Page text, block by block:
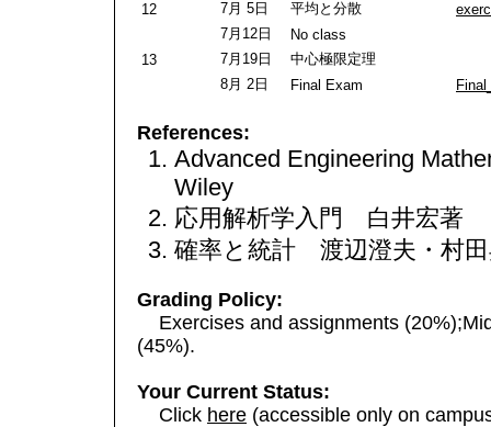
12
7月 5日 平均と分散
7月12日
No class
13
7月19日
中心極限定理
8月 2日
Final Exam
References:
Advanced Engineering
Wiley
応用解析学入門 白井宏著
確率と統計 渡辺澄夫・村
Grading Policy:
Exercises and assignments
(45%).
Your Current Status:
Click here (accessible only on